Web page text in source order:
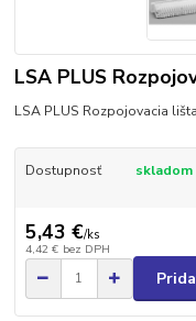
LSA PLUS
LSA PLUS Rozpojovacia
Dostupnosť skladom
5,43 €/ks
4,42 € bez DPH